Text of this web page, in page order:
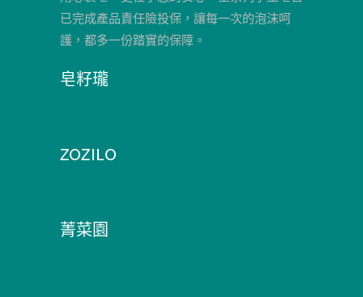
已完成產品責任險投保，讓每一次的泡沫呵
護，都多一份踏實的保障。
皂籽瓏
ZOZILO
菁菜園